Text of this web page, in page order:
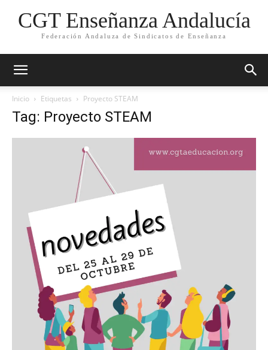
CGT Enseñanza Andalucía
Federación Andaluza de Sindicatos de Enseñanza
Inicio Etiquetas Proyecto STEAM
Tag: Proyecto STEAM